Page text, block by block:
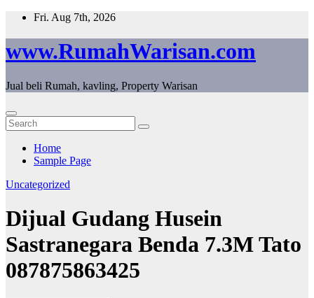
Skip
content
Fri. Aug 7th, 2026
www.RumahWarisan.com
Jual beli Rumah, kavling, Property Warisan
Home
Sample Page
Uncategorized
Dijual Gudang Husein
Sastranegara Benda 7.3M Tato
087875863425